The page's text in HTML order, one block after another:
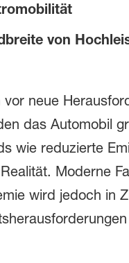
von
neue
das Automobil
wie reduzierte
Moderne
wird jedoch in